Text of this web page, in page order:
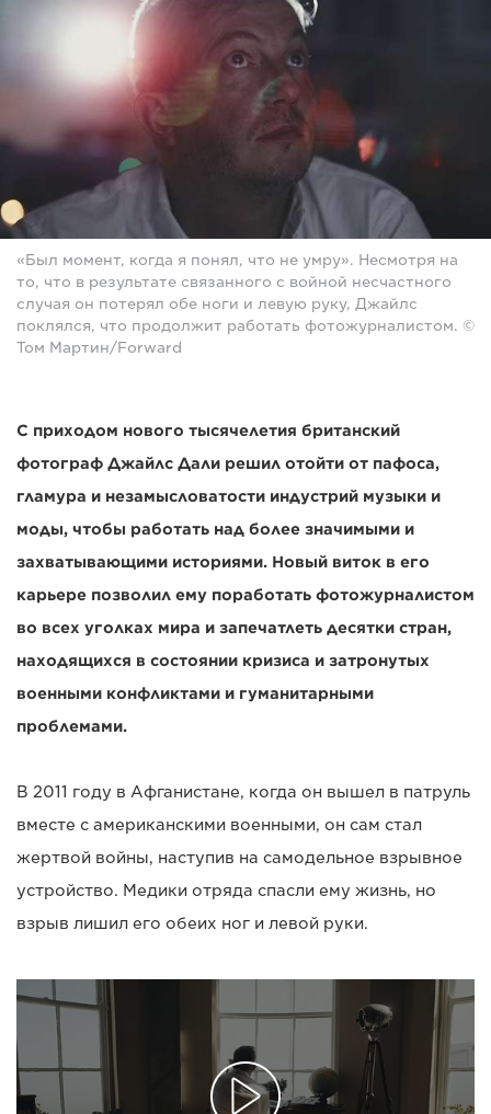
«Был момент, когда я понял, что не умру». Несмотря на
то, что в результате связанного с войной несчастного
случая он потерял обе ноги и левую руку, Джайлс
поклялся, что продолжит работать фотожурналистом. ©
Том Мартин/Forward
С приходом нового тысячелетия британский
фотограф Джайлс Дали решил отойти от пафоса,
гламура и незамысловатости индустрий музыки и
моды, чтобы работать над более значимыми и
захватывающими историями. Новый виток в его
карьере позволил ему поработать фотожурналистом
во всех уголках мира и запечатлеть десятки стран,
находящихся в состоянии кризиса и затронутых
военными конфликтами и гуманитарными
проблемами.
В 2011 году в Афганистане, когда он вышел в патруль
вместе с американскими военными, он сам стал
жертвой войны, наступив на самодельное взрывное
устройство. Медики отряда спасли ему жизнь, но
взрыв лишил его обеих ног и левой руки.